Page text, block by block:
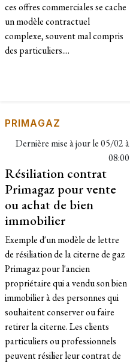
ces offres commerciales se cache
un modèle contractuel
complexe, souvent mal compris
des particuliers....
PRIMAGAZ
Dernière mise à jour le05/02 à
08:00
Résiliation contrat
Primagaz pour vente
ou achat de bien
immobilier
Exemple d'un modèle de lettre
de résiliation de la citerne de gaz
Primagaz pour l'ancien
propriétaire qui a vendu son bien
immobilier à des personnes qui
souhaitent conserver ou faire
retirer la citerne. Les clients
particuliers ou professionnels
peuvent résilier leur contrat de